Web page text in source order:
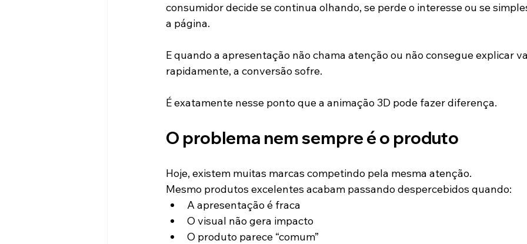
consumidor decide se continua olhando, se perde o interesse ou se
a página.
E quando a apresentação não chama atenção ou não consegue explicar
rapidamente, a conversão sofre.
É exatamente nesse ponto que a animação 3D pode fazer diferença.
O problema nem sempre é o produto
Hoje, existem muitas marcas competindo pela mesma atenção.
Mesmo produtos excelentes acabam passando despercebidos quando:
A apresentação é fraca
O visual não gera impacto
O produto parece “comum”